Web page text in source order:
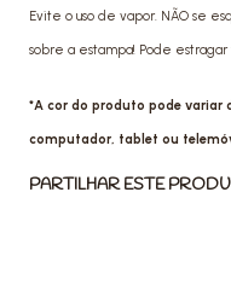
Evite o uso de vapor. NÃO se
sobre a estampa! Pode
*A cor do produto pode variar
computador, tablet ou
PARTILHAR ESTE